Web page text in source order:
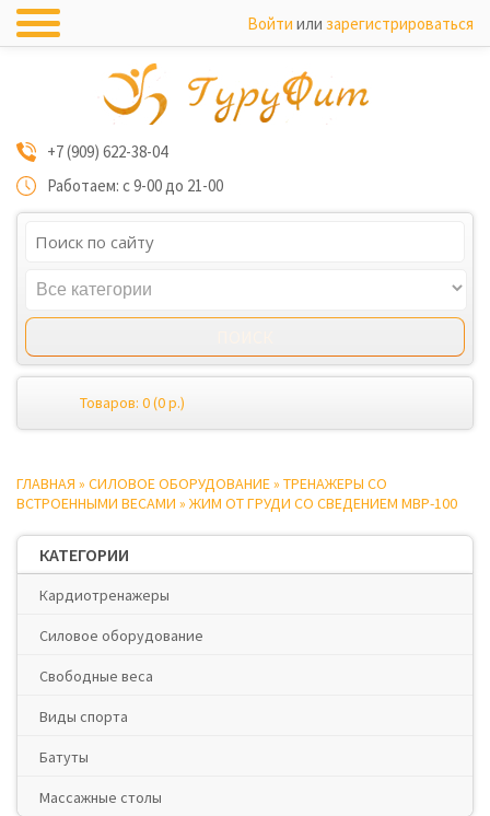
Войти или зарегистрироваться
+7 (909) 622-38-04
Работаем: с 9-00 до 21-00
Товаров: 0 (0 р.)
ГЛАВНАЯ » СИЛОВОЕ ОБОРУДОВАНИЕ» ТРЕНАЖЕРЫ СО
ВСТРОЕННЫМИ ВЕСАМИ » ЖИМ ОТ ГРУДИ СО СВЕДЕНИЕМ MBP-100
КАТЕГОРИИ
Кардиотренажеры
Силовое оборудование
Свободные веса
Виды спорта
Батуты
Массажные столы